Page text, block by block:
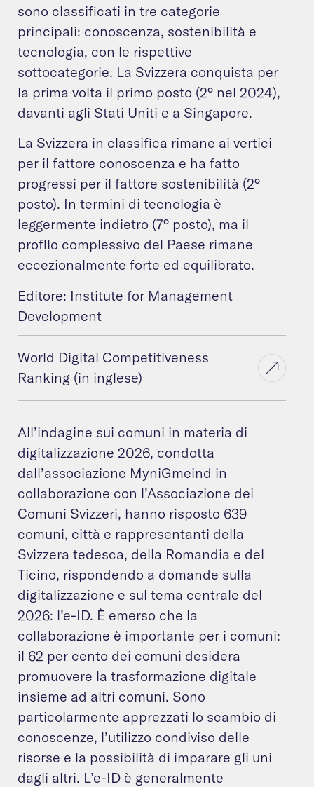
sono classificati in tre categorie
principali: conoscenza, sostenibilità e
tecnologia, con le rispettive
sottocategorie. La Svizzera conquista per
la prima volta il primo posto (2° nel 2024),
davanti agli Stati Uniti e a Singapore.
La Svizzera in classifica rimane ai vertici
per il fattore conoscenza e ha fatto
progressi per il fattore sostenibilità (2°
posto). In termini di tecnologia è
leggermente indietro (7° posto), ma il
profilo complessivo del Paese rimane
eccezionalmente forte ed equilibrato.
Editore: Institute for Management
Development
World Digital Competitiveness
Ranking (in inglese)
All’indagine sui comuni in materia di
digitalizzazione 2026, condotta
dall’associazione MyniGmeind in
collaborazione con l’Associazione dei
Comuni Svizzeri, hanno risposto 639
comuni, città e rappresentanti della
Svizzera tedesca, della Romandia e del
Ticino, rispondendo a domande sulla
digitalizzazione e sul tema centrale del
2026: l’e-ID. È emerso che la
collaborazione è importante per i comuni:
il 62 per cento dei comuni desidera
promuovere la trasformazione digitale
insieme ad altri comuni. Sono
particolarmente apprezzati lo scambio di
conoscenze, l’utilizzo condiviso delle
risorse e la possibilità di imparare gli uni
dagli altri. L’e-ID è generalmente